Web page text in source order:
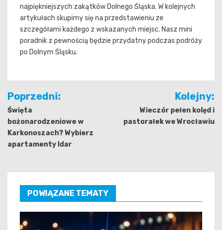
najpiękniejszych zakątków Dolnego Śląska. W kolejnych
artykułach skupimy się na przedstawieniu ze
szczegółami każdego z wskazanych miejsc. Nasz mini
poradnik z pewnością będzie przydatny podczas podróży
po Dolnym Śląsku.
Nawigacja
wpisu
Poprzedni:
Święta
bożonarodzeniowe w
Karkonoszach? Wybierz
apartamenty Idar
Kolejny:
Wieczór pełen kolęd i
pastorałek we Wrocławiu
POWIĄZANE TEMATY